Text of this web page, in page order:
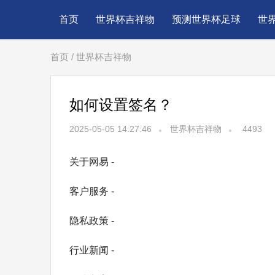
首页 世界杯吉祥物 预测世界杯足球 世
首页 / 世界杯吉祥物
如何设置签名？
2025-05-05 14:27:46 世界杯吉祥物 4493
关于网易 -
客户服务 -
隐私政策 -
行业新闻 -